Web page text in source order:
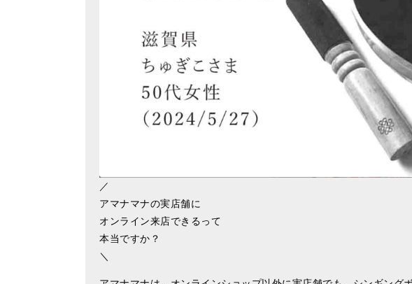
／
アマナマナの実店舗に
オンライン来店できるって
本当ですか？
＼